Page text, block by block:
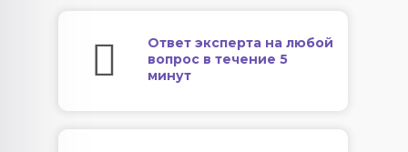
Ответ эксперта на любой
вопрос в течение 5
минут